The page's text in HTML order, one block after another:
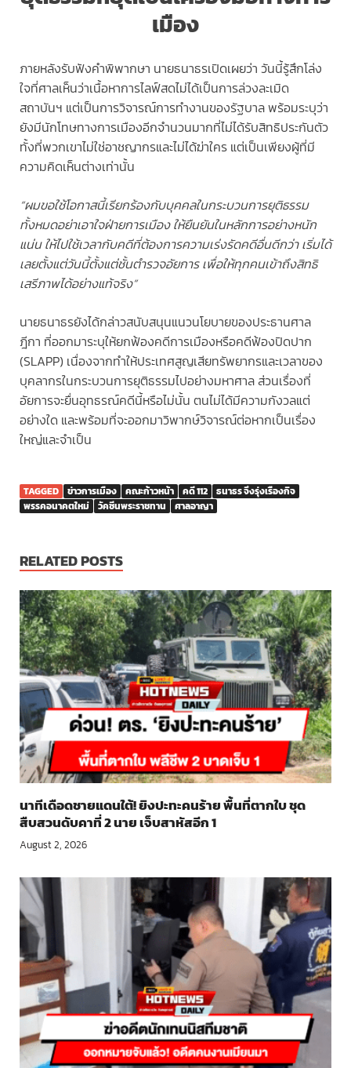
เมือง
ภายหลังรับฟังคำพิพากษา นายธนาธรเปิดเผยว่า วันนี้รู้สึกโล่ง
ใจที่ศาลเห็นว่าเนื้อหาการไลฟ์สดไม่ได้เป็นการล่วงละเมิด
สถาบันฯ แต่เป็นการวิจารณ์การทำงานของรัฐบาล พร้อมระบุว่า
ยังมีนักโทษทางการเมืองอีกจำนวนมากที่ไม่ได้รับสิทธิประกันตัว
ทั้งที่พวกเขาไม่ใช่อาชญากรและไม่ได้ฆ่าใคร แต่เป็นเพียงผู้ที่มี
ความคิดเห็นต่างเท่านั้น
“ผมขอใช้โอกาสนี้เรียกร้องกับบุคคลในกระบวนการยุติธรรม
ทั้งหมดอย่าเอาใจฝ่ายการเมือง ให้ยืนยันในหลักการอย่างหนัก
แน่น ให้ไปใช้เวลากับคดีที่ต้องการความเร่งรัดคดีอื่นดีกว่า เริ่มได้
เลยตั้งแต่วันนี้ตั้งแต่ชั้นตำรวจอัยการ เพื่อให้ทุกคนเข้าถึงสิทธิ
เสรีภาพได้อย่างแท้จริง”
นายธนาธรยังได้กล่าวสนับสนุนแนวนโยบายของประธานศาล
ฎีกา ที่ออกมาระบุให้ยกฟ้องคดีการเมืองหรือคดีฟ้องปิดปาก
(SLAPP) เนื่องจากทำให้ประเทศสูญเสียทรัพยากรและเวลาของ
บุคลากรในกระบวนการยุติธรรมไปอย่างมหาศาล ส่วนเรื่องที่
อัยการจะยื่นอุทธรณ์คดีนี้หรือไม่นั้น ตนไม่ได้มีความกังวลแต่
อย่างใด และพร้อมที่จะออกมาวิพากษ์วิจารณ์ต่อหากเป็นเรื่อง
ใหญ่และจำเป็น
TAGGED ข่าวการเมือง คณะก้าวหน้า คดี 112
ธนาธร จึงรุ่งเรืองกิจ
พรรคอนาคตใหม่
วัคซีนพระราชทาน ศาลอาญา
RELATED POSTS
นาทีเดือดชายแดนใต้! ยิงปะทะคนร้าย พื้นที่ตากใบ ชุด
สืบสวนดับคาที่ 2 นาย เจ็บสาหัสอีก 1
August 2, 2026